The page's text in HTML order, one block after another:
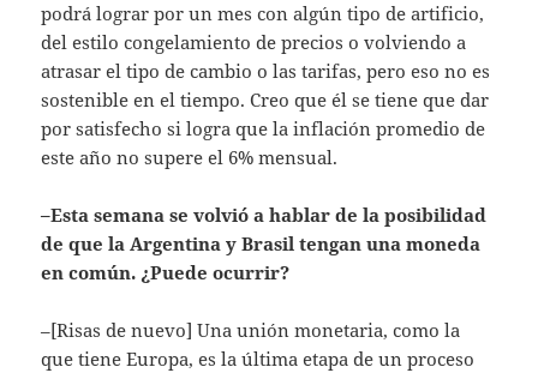
podrá lograr por un mes con algún tipo de artificio,
del estilo congelamiento de precios o volviendo a
atrasar el tipo de cambio o las tarifas, pero eso no es
sostenible en el tiempo. Creo que él se tiene que dar
por satisfecho si logra que la inflación promedio de
este año no supere el 6% mensual.
–Esta semana se volvió a hablar de la posibilidad
de que la Argentina y Brasil tengan una moneda
en común. ¿Puede ocurrir?
–[Risas de nuevo] Una unión monetaria, como la
que tiene Europa, es la última etapa de un proceso